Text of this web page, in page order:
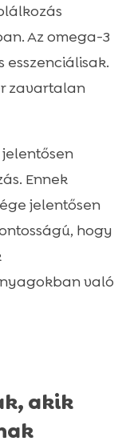
Az omega-3
esszenciálisak.
zavartalan
Ennek
jelentősen
hogy
való
akik